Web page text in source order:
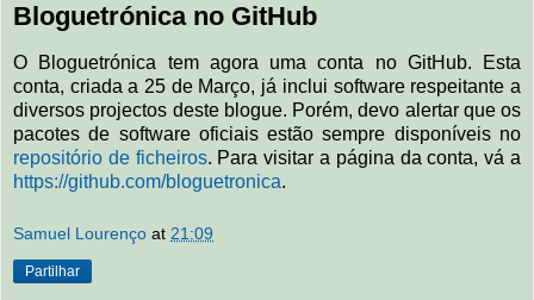
Bloguetrónica no GitHub
O Bloguetrónica tem agora uma conta no GitHub. Esta
conta, criada a 25 de Março, já inclui software respeitante a
diversos projectos deste blogue. Porém, devo alertar que os
pacotes de software oficiais estão sempre disponíveis no
repositório de ficheiros. Para visitar a página da conta, vá a
https://github.com/bloguetronica.
Samuel Lourenço at 21:09
Partilhar